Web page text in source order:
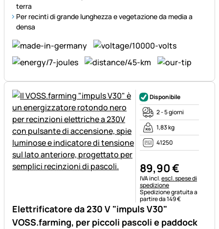
terra
Per recinti di grande lunghezza e vegetazione da media a
densa
Elettrificatore da 230 V "impuls V30"
VOSS.farming, per piccoli pascoli e paddock
Disponibile
2 - 5 giorni
1,83 kg
41250
89,90€
Informazioni fiscali:
IVA incl.escl. spese di
spedizione
Spedizione gratuita a
partire da 149 €